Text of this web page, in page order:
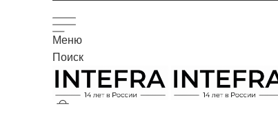
Меню
Поиск